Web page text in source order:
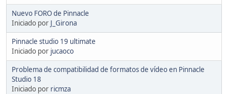
Nuevo FORO de Pinnacle
Iniciado por J_Girona
Pinnacle studio 19 ultimate
Iniciado por jucaoco
Problema de compatibilidad de formatos de vídeo en Pinnacle
Studio 18
Iniciado por ricmza